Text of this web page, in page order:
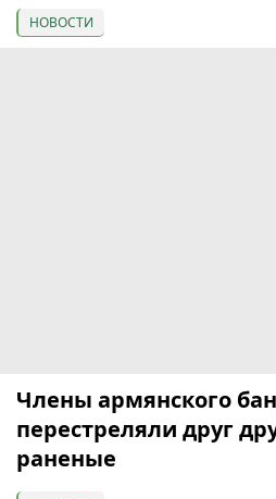
НОВОСТИ
Члены армянского
перестреляли друг
раненые